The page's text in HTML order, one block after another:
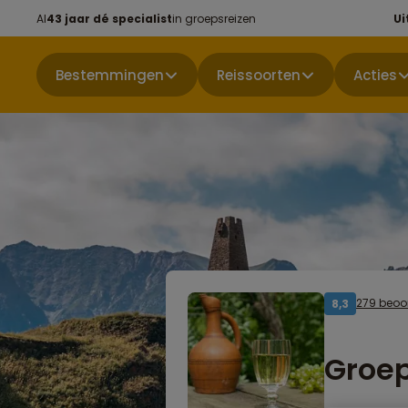
Al43 jaar dé specialistin groepsreizen
Bestemmingen Reissoorten Acties
8,3 279